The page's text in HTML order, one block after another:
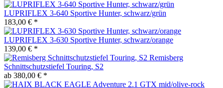
LUPRIFLEX 3-640 Sportive Hunter, schwarz/grün
183,00 € *
LUPRIFLEX 3-630 Sportive Hunter, schwarz/orange
139,00 € *
Remisberg
Schnittschutzstiefel Touring, S2
ab 380,00 € *